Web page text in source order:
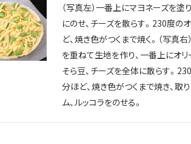
（写真左）一番上にマヨネーズを塗
にのせ、チーズを散らす。230度の
ど、焼き色がつくまで焼く。（写真
を重ねて生地を作り、一番上にオリ
そら豆、チーズを全体に散らす。
分ほど、焼き色がつくまで焼き、取
ム、ルッコラをのせる。